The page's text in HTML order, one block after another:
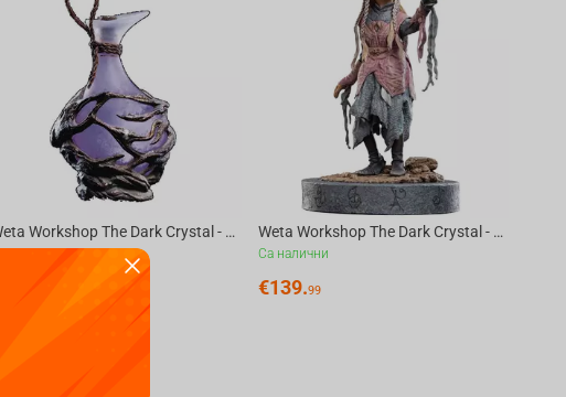
Weta Workshop The Dark Crystal - Essence Vial Replica Weta Workshop The Dark Crystal - Brea the Gelfling Statue Art Scale 1/6
Са налични
€139.99